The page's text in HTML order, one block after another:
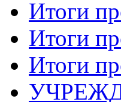
Итоги
Итоги
Итоги